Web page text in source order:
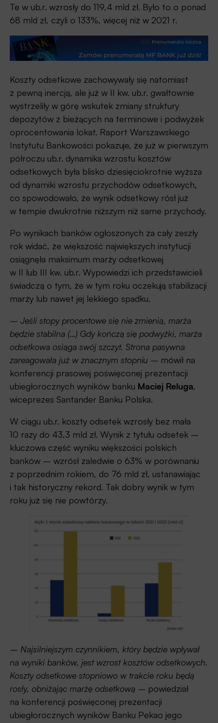
Te w ub.r. wzrosły do 119,4 mld zł. Było to o ponad
68 mld zł, czyli o 133%, więcej niż w 2021 r.
Koszty odsetkowe zachowywały się natomiast
z pewną inercją, ale już w II kw. ub.r. gwałtownie
wystrzeliły w górę wskutek zmiany struktury
depozytów z bieżących na terminowe i podwyżek
oprocentowania lokat. Raport Warszawskiego
Instytutu Bankowości pokazuje, że już w pierwszym
półroczu ub.r. dynamika wzrostu kosztów
odsetkowych była blisko dziesięciokrotnie wyższa
od dynamiki wzrostu przychodów odsetkowych,
co spowodowało, że wynik odsetkowy rósł już
w tempie dwukrotnie niższym niż same przychody.
Po wynikach banków ogłoszonych za cały zeszły
rok widać, że większość największych instytucji
osiągnęła maksimum marży odsetkowej
w II lub III kw. ub.r. Wypowiedzi ich przedstawicieli
świadczą o tym, że w tym roku oczekują stabilizacji
marży lub nawet jej lekkiego spadku.
– Jeśli stopy procentowe się nie zmienią, marża
będzie stabilna (…) Gdy kończą się podwyżki, marża
odsetkowa osiąga swój szczyt. Strona pasywna
zareagowała już w znacznym stopniu – mówił na
konferencji prasowej poświęconej prezentacji
ubiegłorocznych wyników banku Maciej Reluga,
wiceprezes Santander Banku Polska.
W ciągu ub.r. koszty odsetek wzrosły bez mała
10 razy do 43,3 mld zł. Wynik z tytułu odsetek –
kluczowa część wyniku większości polskich
banków – wzrósł zaledwie o 63% w porównaniu
z poprzednim rokiem, do 76 mld zł, ustanawiając
i tak historyczny rekord. Tak dobry wynik w tym
roku już się nie powtórzy.
– Najsilniejszym czynnikiem, który będzie wpływał
na wyniki banków, jest wzrost kosztów odsetkowych.
Koszty odsetkowe stopniowo w trakcie roku będą
rosły, obniżając marżę odsetkową – powiedział
na konferencji poświęconej prezentacji
ubiegłorocznych wyników Banku Pekao jego